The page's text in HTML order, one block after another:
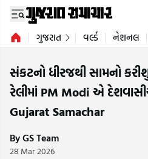
ગુજરાત વર્લ્ડ નેશનલ
સંકટનો ધીરજથી સામનો
રેલીમાં PM Modi એ
Gujarat Samachar
By GS Team
28 Mar 2026